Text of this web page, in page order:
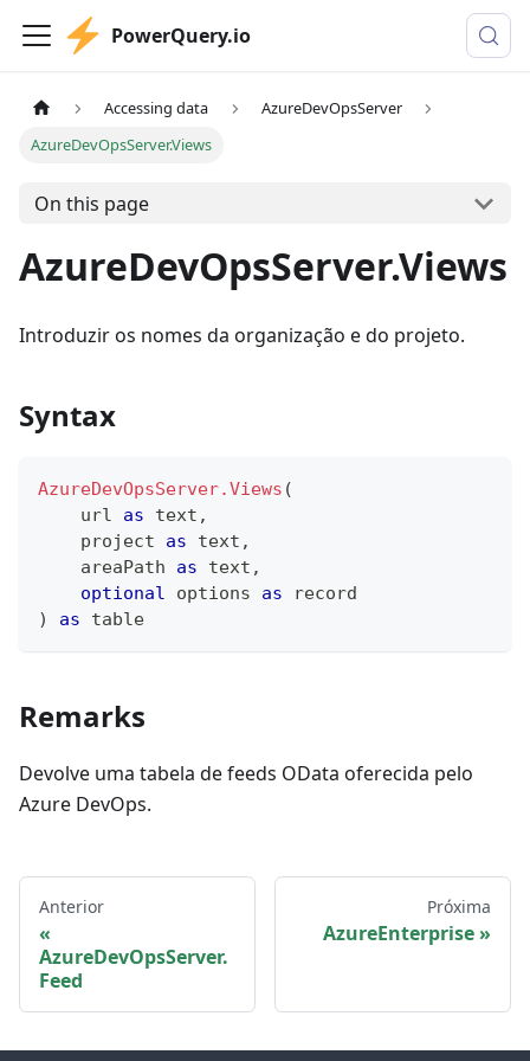
PowerQuery.io
Accessing data
AzureDevOpsServer
AzureDevOpsServer.Views
On this page
AzureDevOpsServer.Views
Introduzir os nomes da organização e do projeto.
Syntax
AzureDevOpsServer.Views (
    url
as text ,
    project
as text ,
    areaPath
as text ,
optional options as
record
)
as table
Remarks
Devolve uma tabela de feeds OData oferecida pelo
Azure DevOps.
Anterior
AzureDevOpsServer.
Feed
Próxima
AzureEnterprise